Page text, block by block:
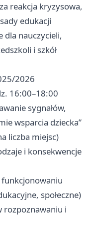
reakcja kryzysowa,
edukacji
dla nauczycieli,
i szkół
2026
16:00–18:00
sygnałów,
wsparcia dziecka”
liczba miejsc)
i konsekwencje
funkcjonowaniu
społeczne)
rozpoznawaniu i